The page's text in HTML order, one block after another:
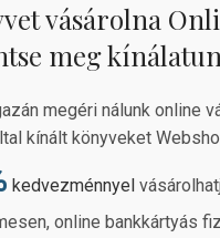
vásárolna
meg
megéri nálunk online
kínált könyveket
kedvezménnyel
online bankkártyás